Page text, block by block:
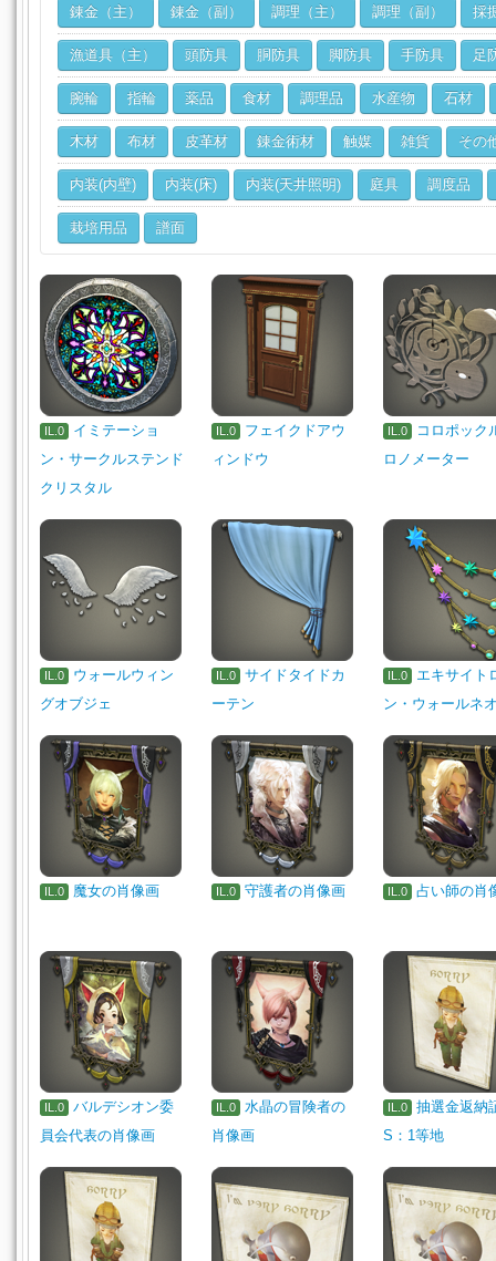
錬金（主） 錬金（副） 調理（主） 調理（副） 採
漁道具（主） 頭防具 胴防具 脚防具 手防具 足
腕輪 指輪 薬品 食材 調理品 水産物 石材
木材 布材 皮革材 錬金術材 触媒 雑貨 その
内装(内壁) 内装(床) 内装(天井照明) 庭具 調度品
栽培用品 譜面
IL.0
イミテーショ
ン・サークルステンド
クリスタル
IL.0
フェイクドアウ
ィンドウ
IL.0
コロポック
ロノメーター
IL.0
ウォールウィン
グオブジェ
IL.0
サイドタイドカ
ーテン
IL.0
エキサイト
ン・ウォールネ
IL.0 魔女の肖像画 IL.0 守護者の肖像画 IL.0 占い師の肖
IL.0
バルデシオン委
員会代表の肖像画
IL.0
水晶の冒険者の
肖像画
IL.0
抽選金返納
S：1等地